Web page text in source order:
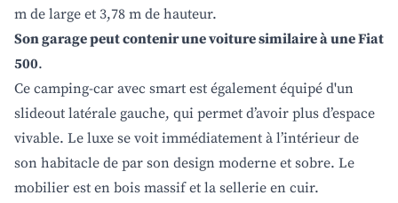
m de large et 3,78 m de hauteur.
Son garage peut contenir une voiture similaire à une Fiat
500.
Ce camping-car avec smart est également équipé d'un
slideout latérale gauche, qui permet d’avoir plus d’espace
vivable. Le luxe se voit immédiatement à l’intérieur de
son habitacle de par son design moderne et sobre. Le
mobilier est en bois massif et la sellerie en cuir.